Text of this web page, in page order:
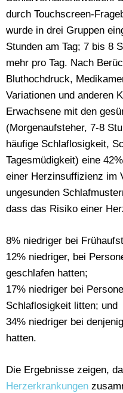
durch Touchscreen-
wurde in drei Gruppen
Stunden am Tag; 7 bis 8
mehr pro Tag. Nach
Bluthochdruck,
Variationen und anderen
Erwachsene mit den
(Morgenaufsteher, 7-8
häufige Schlaflosigkeit,
Tagesmüdigkeit) eine
einer Herzinsuffizienz im
ungesunden
dass das Risiko einer
8% niedriger bei
12% niedriger, bei
geschlafen hatten;
17% niedriger bei
Schlaflosigkeit litten; und
34% niedriger bei
hatten.
Die Ergebnisse zeigen,
Herzerkrankungen